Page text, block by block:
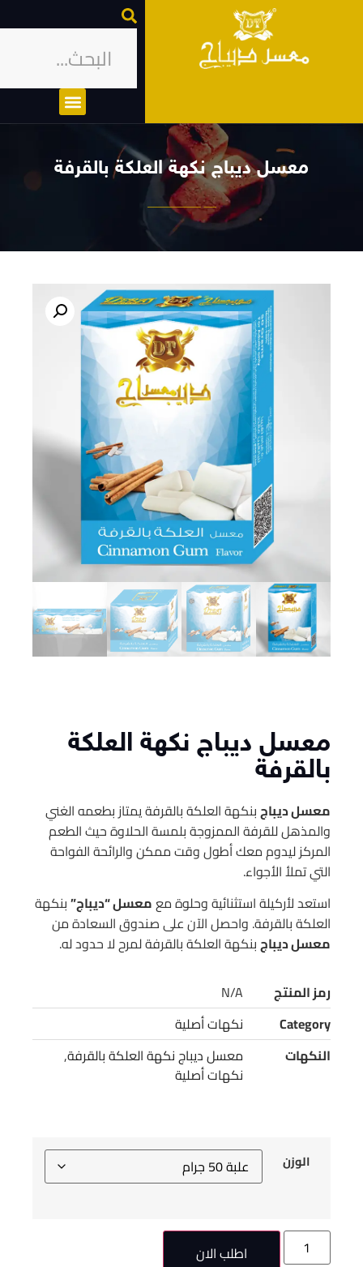
معسل ديباج نكهة العلكة بالقرفة
معسل ديباج نكهة العلكة
بالقرفة
معسل ديباجبنكهة العلكة بالقرفة يمتاز بطعمه الغني
والمذهل للقرفة الممزوجة بلمسة الحلاوة حيث الطعم
المركز ليدوم معك أطول وقت ممكن والرائحة الفواحة
التي تملأ الأجواء.
استعد لأركيلة استثنائية وحلوة معمعسل “ديباج”بنكهة
العلكة بالقرفة. واحصل الآن على صندوق السعادة من
معسل ديباجبنكهة العلكة بالقرفة لمرح لا حدود له.
رمز المنتج
Category
نكهات أصلية
النكهات
معسل ديباج نكهة العلكة بالقرفة,
نكهات أصلية
الوزن
اطلب الان